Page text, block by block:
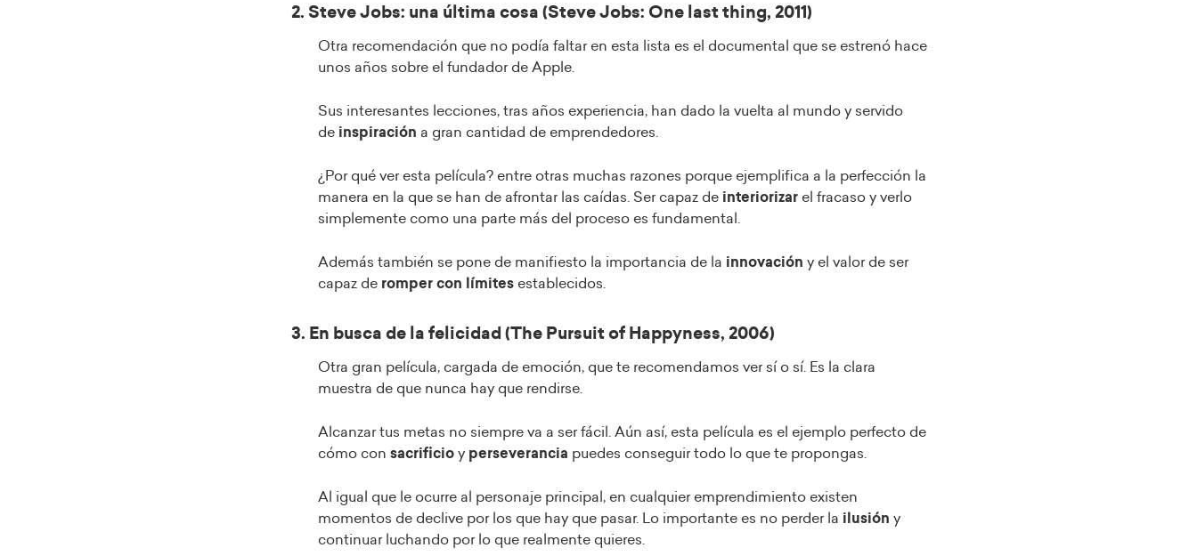
2. Steve Jobs: una última cosa (Steve Jobs: One last thing, 2011)
Otra recomendación que no podía faltar en esta lista es el documental que se estrenó hace
unos años sobre el fundador de Apple.
Sus interesantes lecciones, tras años experiencia, han dado la vuelta al mundo y servido
de inspiración a gran cantidad de emprendedores.
¿Por qué ver esta película? entre otras muchas razones porque ejemplifica a la perfección la
manera en la que se han de afrontar las caídas. Ser capaz de interiorizar el fracaso y verlo
simplemente como una parte más del proceso es fundamental.
Además también se pone de manifiesto la importancia de la innovación y el valor de ser
capaz de romper con límites establecidos.
3. En busca de la felicidad (The Pursuit of Happyness, 2006)
Otra gran película, cargada de emoción, que te recomendamos ver sí o sí. Es la clara
muestra de que nunca hay que rendirse.
Alcanzar tus metas no siempre va a ser fácil. Aún así, esta película es el ejemplo perfecto de
cómo con sacrificio y perseverancia puedes conseguir todo lo que te propongas.
Al igual que le ocurre al personaje principal, en cualquier emprendimiento existen
momentos de declive por los que hay que pasar. Lo importante es no perder la ilusión y
continuar luchando por lo que realmente quieres.